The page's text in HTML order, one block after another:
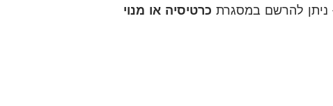
כרטיסיה או מנוי